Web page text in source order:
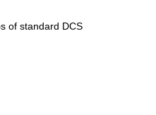
of standard DCS